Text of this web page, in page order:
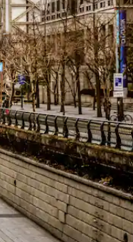
ისრებით ან